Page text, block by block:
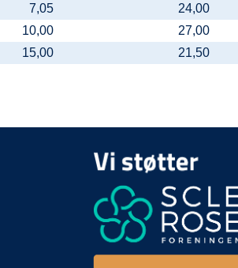
7,05 24,00
10,00 27,00
15,00 21,50